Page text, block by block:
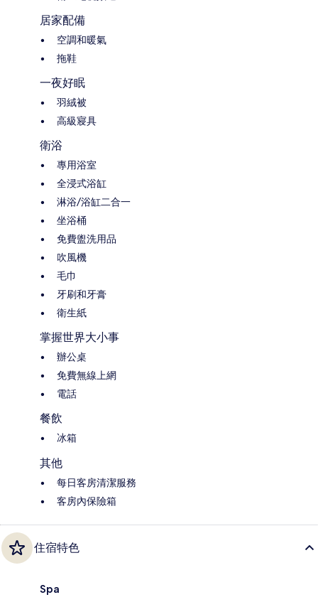
居家配備
空調和暖氣
拖鞋
一夜好眠
羽絨被
高級寢具
衛浴
專用浴室
全浸式浴缸
淋浴/浴缸二合一
坐浴桶
免費盥洗用品
吹風機
毛巾
牙刷和牙膏
衛生紙
掌握世界大小事
辦公桌
免費無線上網
電話
餐飲
冰箱
其他
每日客房清潔服務
客房內保險箱
住宿特色
Spa